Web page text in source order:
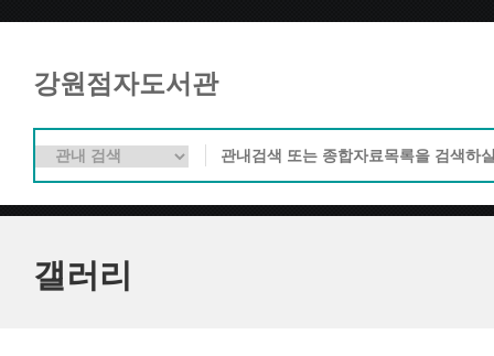
강원점자도서관
갤러리